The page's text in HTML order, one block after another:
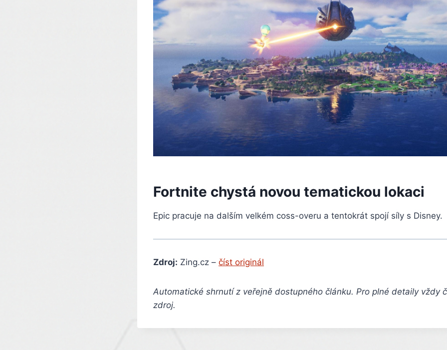
Fortnite chystá novou tematickou lokaci
Epic pracuje na dalším velkém coss-overu a tentokrát spojí síly s Disney.
Zdroj: Zing.cz – číst originál
Automatické shrnutí z veřejně dostupného článku. Pro plné detaily vždy
zdroj.